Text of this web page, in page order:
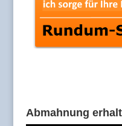
Abmahnung